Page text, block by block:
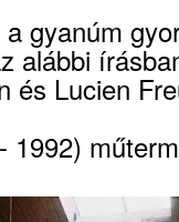
gyanúm
alábbi
és Lucien
1992)